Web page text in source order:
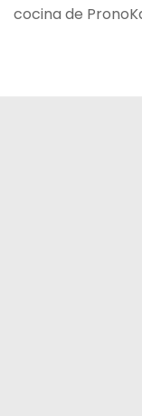
cocina de